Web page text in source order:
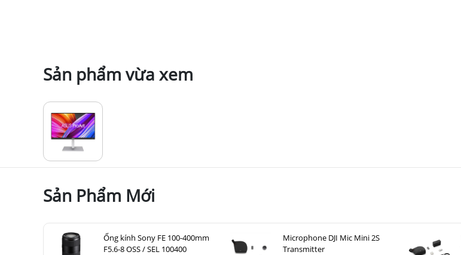
Sản phẩm vừa xem
Sản Phẩm Mới
Ống kính Sony FE 100-400mm
F5.6-8 OSS / SEL 100400
Microphone DJI Mic Mini 2S
Transmitter